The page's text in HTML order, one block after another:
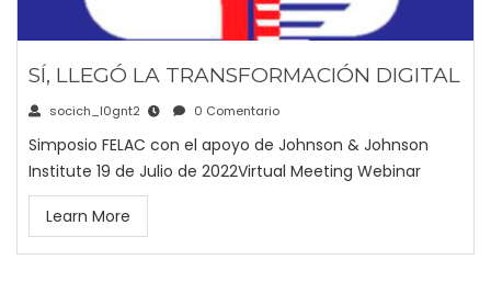
SÍ, LLEGÓ LA TRANSFORMACIÓN DIGITAL
socich_l0gnt2 0 Comentario
Simposio FELAC con el apoyo de Johnson & Johnson
Institute 19 de Julio de 2022Virtual Meeting Webinar
Learn More